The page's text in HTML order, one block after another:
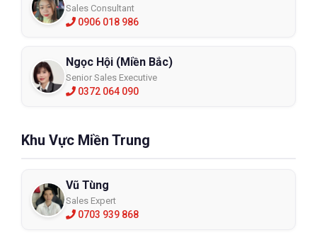
Sales Consultant
0906 018 986
Ngọc Hội (Miền Bắc)
Senior Sales Executive
0372 064 090
Khu Vực Miền Trung
Vũ Tùng
Sales Expert
0703 939 868